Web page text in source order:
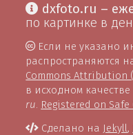
dxfoto.ru –
по картинке в
Если не указано
распространяются
Commons Attribution
в исходном
ru. Registered on Safe
Сделано на Jekyll,